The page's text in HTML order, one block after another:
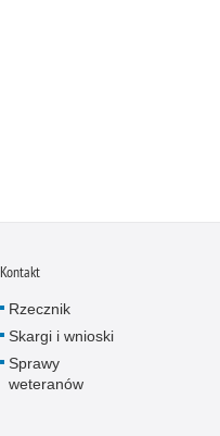
Nietrzeźwi kierujący
Nietrzeźwi opiekunowie
Nietrzeźwi pracownicy
Niszczenie mienia
Kontakt
Rzecznik
Skargi i wnioski
Sprawy
weteranów